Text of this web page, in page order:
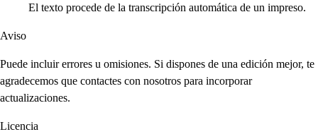
El texto procede de la transcripción automática de un impreso.
Aviso
Puede incluir errores u omisiones. Si dispones de una edición mejor, te
agradecemos que contactes con nosotros para incorporar
actualizaciones.
Licencia